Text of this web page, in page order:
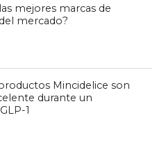
mejores marcas de
mercado?
Mincidelice son
durante un
1